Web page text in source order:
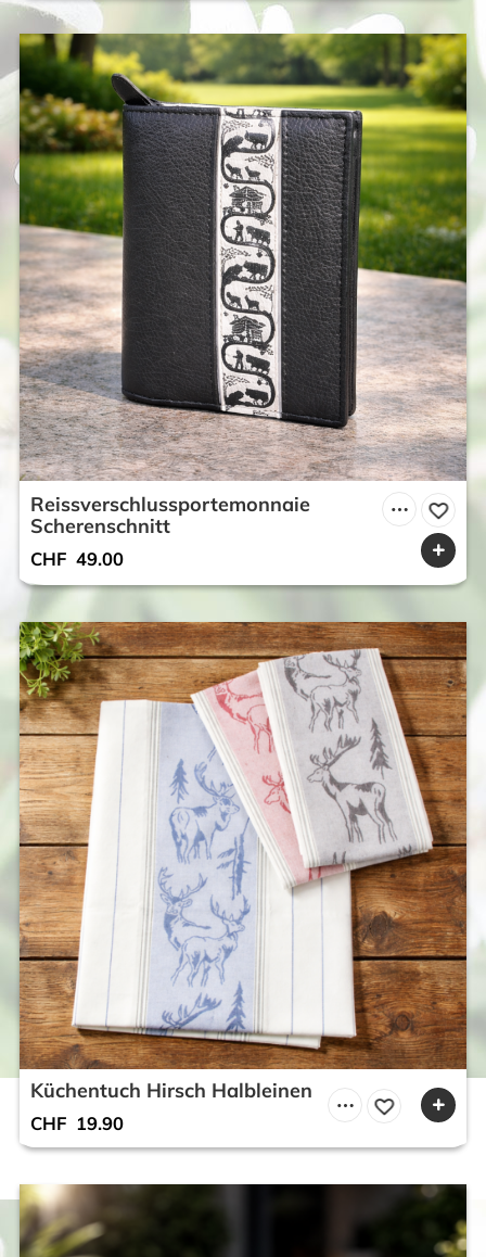
Reissverschlussportemonnaie
Scherenschnitt
CHF 49.00
Küchentuch Hirsch Halbleinen
CHF 19.90